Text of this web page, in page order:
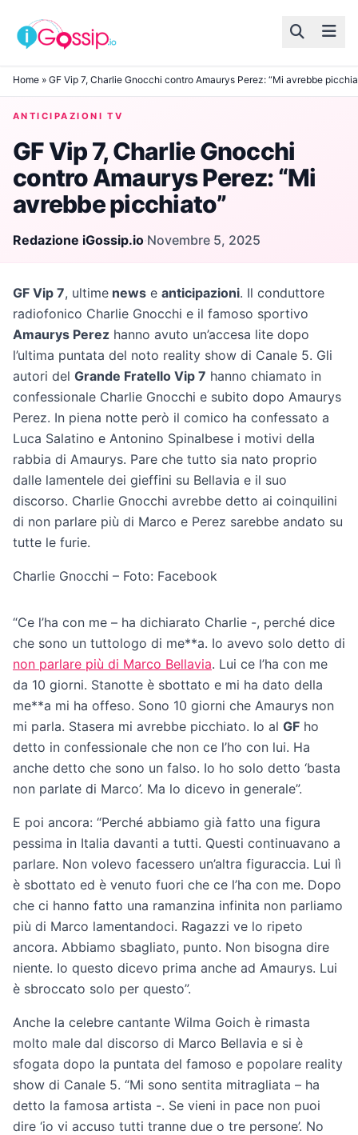
Skip to content
Home » GF Vip 7, Charlie Gnocchi contro Amaurys Perez: “Mi avrebbe
ANTICIPAZIONI TV
GF Vip 7, Charlie Gnocchi
contro Amaurys Perez: “Mi
avrebbe picchiato”
Redazione iGossip.io·Novembre 5, 2025
GF Vip 7, ultime news e anticipazioni. Il conduttore
radiofonico Charlie Gnocchi e il famoso sportivo
Amaurys Perez hanno avuto un’accesa lite dopo
l’ultima puntata del noto reality show di Canale 5. Gli
autori del Grande Fratello Vip 7 hanno chiamato in
confessionale Charlie Gnocchi e subito dopo Amaurys
Perez. In piena notte però il comico ha confessato a
Luca Salatino e Antonino Spinalbese i motivi della
rabbia di Amaurys. Pare che tutto sia nato proprio
dalle lamentele dei gieffini su Bellavia e il suo
discorso. Charlie Gnocchi avrebbe detto ai coinquilini
di non parlare più di Marco e Perez sarebbe andato su
tutte le furie.
Charlie Gnocchi – Foto: Facebook
“Ce l’ha con me – ha dichiarato Charlie -, perché dice
che sono un tuttologo di me**a. Io avevo solo detto di
non parlare più di Marco Bellavia. Lui ce l’ha con me
da 10 giorni. Stanotte è sbottato e mi ha dato della
me**a mi ha offeso. Sono 10 giorni che Amaurys non
mi parla. Stasera mi avrebbe picchiato. Io al GF ho
detto in confessionale che non ce l’ho con lui. Ha
anche detto che sono un falso. Io ho solo detto ‘basta
non parlate di Marco’. Ma lo dicevo in generale”.
E poi ancora: “Perché abbiamo già fatto una figura
pessima in Italia davanti a tutti. Questi continuavano a
parlare. Non volevo facessero un’altra figuraccia. Lui lì
è sbottato ed è venuto fuori che ce l’ha con me. Dopo
che ci hanno fatto una ramanzina infinita non parliamo
più di Marco lamentandoci. Ragazzi ve lo ripeto
ancora. Abbiamo sbagliato, punto. Non bisogna dire
niente. Io questo dicevo prima anche ad Amaurys. Lui
è sbroccato solo per questo”.
Anche la celebre cantante Wilma Goich è rimasta
molto male dal discorso di Marco Bellavia e si è
sfogata dopo la puntata del famoso e popolare reality
show di Canale 5. “Mi sono sentita mitragliata – ha
detto la famosa artista -. Se vieni in pace non puoi
dire ‘io vi accuso tutti tranne due o tre persone’. No